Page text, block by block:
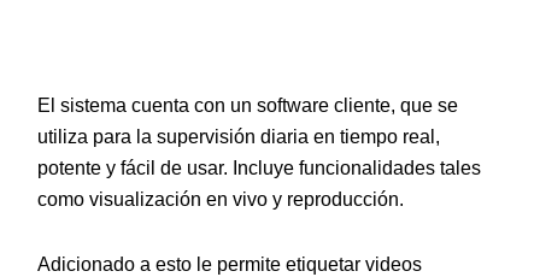
El sistema cuenta con un software cliente, que se
utiliza para la supervisión diaria en tiempo real,
potente y fácil de usar. Incluye funcionalidades tales
como visualización en vivo y reproducción.
Adicionado a esto le permite etiquetar videos